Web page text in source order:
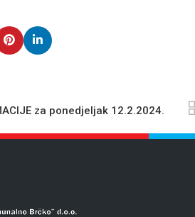
za ponedjeljak 12.2.2024.